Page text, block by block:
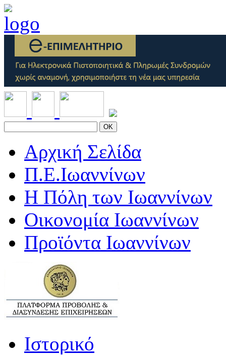
OK
Αρχική Σελίδα
Π.Ε.Ιωαννίνων
Η Πόλη των Ιωαννίνων
Οικονομία Ιωαννίνων
Προϊόντα Ιωαννίνων
Ιστορικό